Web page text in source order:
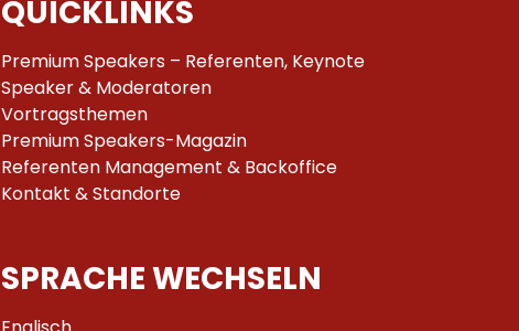
QUICKLINKS
Premium Speakers – Referenten, Keynote
Speaker & Moderatoren
Vortragsthemen
Premium Speakers-Magazin
Referenten Management & Backoffice
Kontakt & Standorte
SPRACHE WECHSELN